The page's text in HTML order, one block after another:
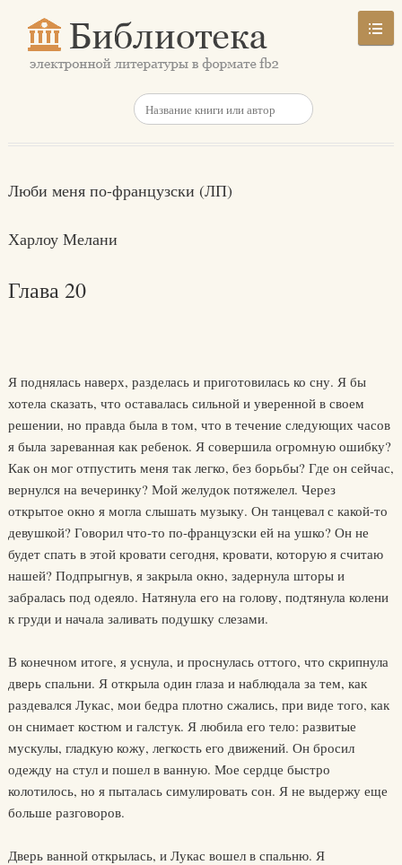
Люби меня по-французски (ЛП)
Харлоу Мелани
Глава 20
Я поднялась наверх, разделась и приготовилась ко сну. Я бы
хотела сказать, что оставалась сильной и уверенной в своем
решении, но правда была в том, что в течение следующих часов
я была зареванная как ребенок. Я совершила огромную ошибку?
Как он мог отпустить меня так легко, без борьбы? Где он сейчас,
вернулся на вечеринку? Мой желудок потяжелел. Через
открытое окно я могла слышать музыку. Он танцевал с какой-то
девушкой? Говорил что-то по-французски ей на ушко? Он не
будет спать в этой кровати сегодня, кровати, которую я считаю
нашей? Подпрыгнув, я закрыла окно, задернула шторы и
забралась под одеяло. Натянула его на голову, подтянула колени
к груди и начала заливать подушку слезами.
В конечном итоге, я уснула, и проснулась оттого, что скрипнула
дверь спальни. Я открыла один глаза и наблюдала за тем, как
раздевался Лукас, мои бедра плотно сжались, при виде того, как
он снимает костюм и галстук. Я любила его тело: развитые
мускулы, гладкую кожу, легкость его движений. Он бросил
одежду на стул и пошел в ванную. Мое сердце быстро
колотилось, но я пыталась симулировать сон. Я не выдержу еще
больше разговоров.
Дверь ванной открылась, и Лукас вошел в спальню. Я